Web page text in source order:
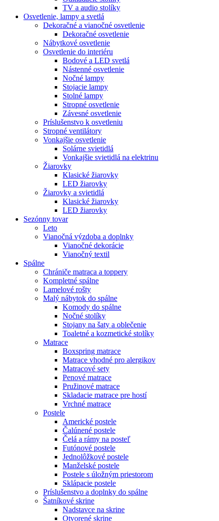
TV a audio stolíky
Osvetlenie, lampy a svetlá
Dekoračné a vianočné osvetlenie
Dekoračné osvetlenie
Nábytkové osvetlenie
Osvetlenie do interiéru
Bodové a LED svetlá
Nástenné osvetlenie
Nočné lampy
Stojacie lampy
Stolné lampy
Stropné osvetlenie
Závesné osvetlenie
Príslušenstvo k osvetleniu
Stropné ventilátory
Vonkajšie osvetlenie
Solárne svietidlá
Vonkajšie svietidlá na elektrinu
Žiarovky
Klasické žiarovky
LED žiarovky
Žiarovky a svietidlá
Klasické žiarovky
LED žiarovky
Sezónny tovar
Leto
Vianočná výzdoba a doplnky
Vianočné dekorácie
Vianočný textil
Spálne
Chrániče matraca a toppery
Kompletné spálne
Lamelové rošty
Malý nábytok do spálne
Komody do spálne
Nočné stolíky
Stojany na šaty a oblečenie
Toaletné a kozmetické stolíky
Matrace
Boxspring matrace
Matrace vhodné pro alergikov
Matracové sety
Penové matrace
Pružinové matrace
Skladacie matrace pre hostí
Vrchné matrace
Postele
Americké postele
Čalúnené postele
Čelá a rámy na posteľ
Futónové postele
Jednolôžkové postele
Manželské postele
Postele s úložným priestorom
Sklápacie postele
Príslušenstvo a doplnky do spálne
Šatníkové skrine
Nadstavce na skrine
Otvorené skrine